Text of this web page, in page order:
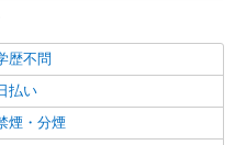
費全額支給
車・バイク通勤OK
詳細を見る
歴不問
払い
煙・分煙